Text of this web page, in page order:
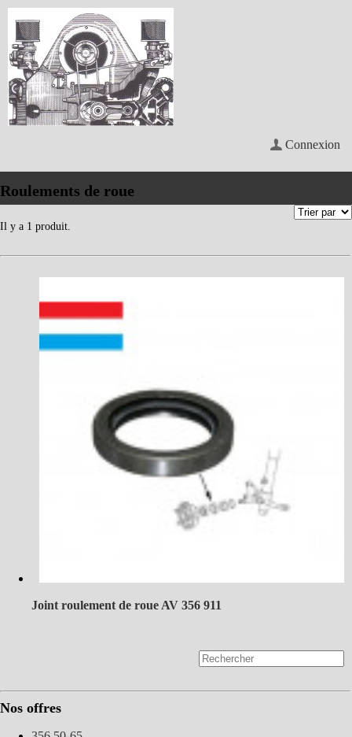
Connexion
Roulements de roue
Il y a 1 produit.
Joint roulement de roue AV 356 911
Nos offres